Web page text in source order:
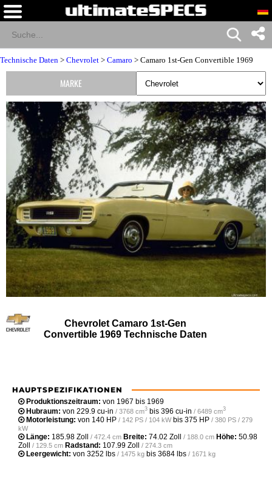
Technische Daten > Chevrolet > Camaro > Camaro 1st-Gen Convertible 1969
Chevrolet Camaro 1st-Gen
Convertible 1969 Technische Daten
HAUPTSPEZIFIKATIONEN
Produktionszeitraum: von 1967 bis 1969
Hubraum: von 229.9 cu-in / 3768 cm3 bis 396 cu-in / 6489 cm3
Motorleistung: von 140 HP / 142 PS / 104 kWbis 375 HP / 380 PS / 279
kW
Länge: 185.98 Zoll / 472.4 cm Breite: 74.02 Zoll / 188.0 cm Höhe: 50.98
Zoll / 129.5 cm Radstand: 107.99 Zoll / 274.3 cm
Leergewicht‎: von 3252 lbs / 1475 kg bis 3684 lbs / 1671 kg
MARKE